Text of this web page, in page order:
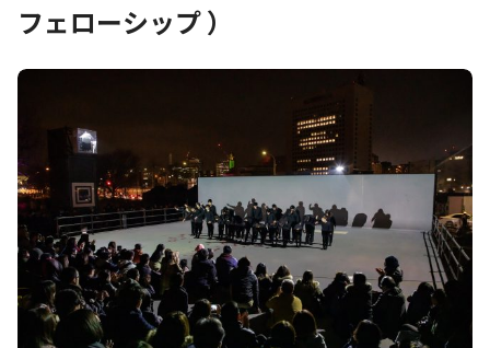
フェローシップ ）